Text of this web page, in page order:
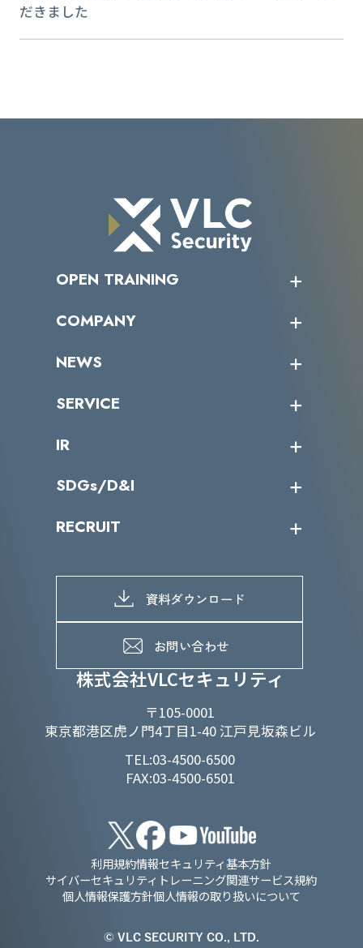
だきました
株式会社VLCセキュリティ
〒105-0001
東京都港区虎ノ門4丁目1-40 江戸見坂森ビル
TEL:03-4500-6500
FAX:03-4500-6501
OPEN TRAINING
受講者の声
COMPANY
トップメッセージ
ミッション／ビジョン
役員一覧
NEWS
サイバーニュース
SERVICE
カテゴリー別サービス一覧
IR
IRカレンダー
IRライブラリー
よくあるご質問
SDGs/D&I
当グループのマテリアリティ
SDGs推進体制
D&Iの取り組み
RECRUIT
募集職種一覧
メッセージ
メンバーインタビュー
資料ダウンロード
お問い合わせ
利用規約情報セキュリティ基本方針
サイバーセキュリティトレーニング関連サービス規約
個人情報保護方針個人情報の取り扱いについて
© VLC SECURITY CO., LTD.